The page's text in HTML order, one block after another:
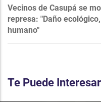
Vecinos de Casupá se
represa: "Daño
humano"
Te Puede Interesar